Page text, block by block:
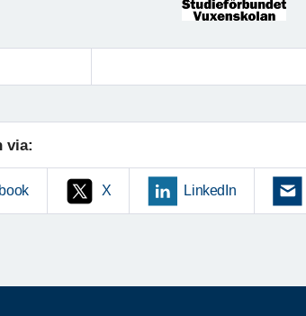
via:
X LinkedIn